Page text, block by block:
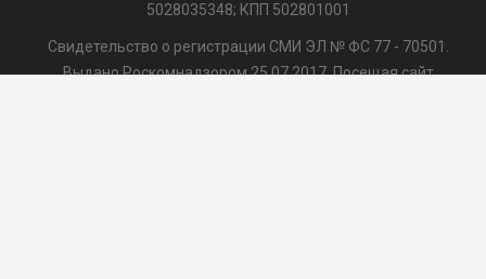
5028035348; КПП 502801001
Свидетельство о регистрации СМИ ЭЛ № ФС 77 - 70501.
Выдано Роскомнадзором 25.07.2017. Посещая сайт